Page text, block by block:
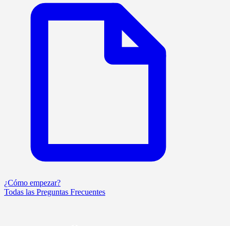
¿Cómo empezar?
Todas las Preguntas Frecuentes